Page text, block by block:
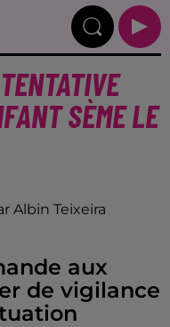
SÈME LE
Albin Teixeira
aux
de vigilance